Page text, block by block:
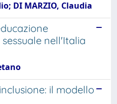
DI MARZIO, Claudia
nell'Italia
il modello